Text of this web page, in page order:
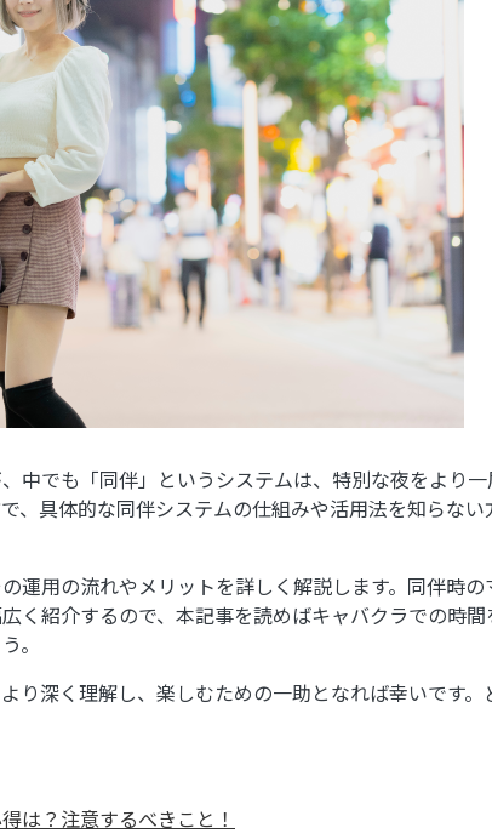
中でも「同伴」というシステムは、特別な夜をより
、具体的な同伴システムの仕組みや活用法を知らない
運用の流れやメリットを詳しく解説します。同伴時の
く紹介するので、本記事を読めばキャバクラでの時間
。
り深く理解し、楽しむための一助となれば幸いです。
は？注意するべきこと！